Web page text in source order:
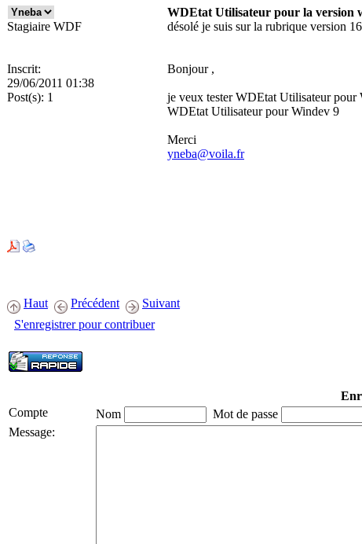
WDEtat Utilisateur pour la version
Stagiaire WDF
Inscrit:
29/06/2011 01:38
Post(s): 1
désolé je suis sur la rubrique version
Bonjour ,
je veux tester WDEtat Utilisateur pour
WDEtat Utilisateur pour Windev 9
Merci
yneba@voila.fr
Haut Précédent
Suivant
S'enregistrer pour contribuer
Compte
Nom Mot de passe
Message: